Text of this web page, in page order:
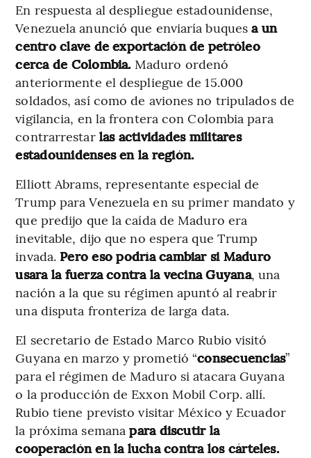
En respuesta al despliegue estadounidense,
Venezuela anunció que enviaría buques a un
centro clave de exportación de petróleo
cerca de Colombia. Maduro ordenó
anteriormente el despliegue de 15.000
soldados, así como de aviones no tripulados de
vigilancia, en la frontera con Colombia para
contrarrestar las actividades militares
estadounidenses en la región.
Elliott Abrams, representante especial de
Trump para Venezuela en su primer mandato y
que predijo que la caída de Maduro era
inevitable, dijo que no espera que Trump
invada. Pero eso podría cambiar si Maduro
usara la fuerza contra la vecina Guyana, una
nación a la que su régimen apuntó al reabrir
una disputa fronteriza de larga data.
El secretario de Estado Marco Rubio visitó
Guyana en marzo y prometió “consecuencias”
para el régimen de Maduro si atacara Guyana
o la producción de Exxon Mobil Corp. allí.
Rubio tiene previsto visitar México y Ecuador
la próxima semana para discutir la
cooperación en la lucha contra los cárteles.